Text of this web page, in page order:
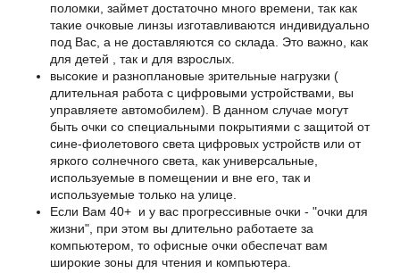
поломки, займет достаточно много времени, так как
такие очковые линзы изготавливаются индивидуально
под Вас, а не доставляются со склада. Это важно, как
для детей , так и для взрослых.
высокие и разноплановые зрительные нагрузки (
длительная работа с цифровыми устройствами, вы
управляете автомобилем). В данном случае могут
быть очки со специальными покрытиями с защитой от
сине-фиолетового света цифровых устройств или от
яркого солнечного света, как универсальные,
используемые в помещении и вне его, так и
используемые только на улице.
Если Вам 40+ и у вас прогрессивные очки - "очки для
жизни", при этом вы длительно работаете за
компьютером, то офисные очки обеспечат вам
широкие зоны для чтения и компьютера.